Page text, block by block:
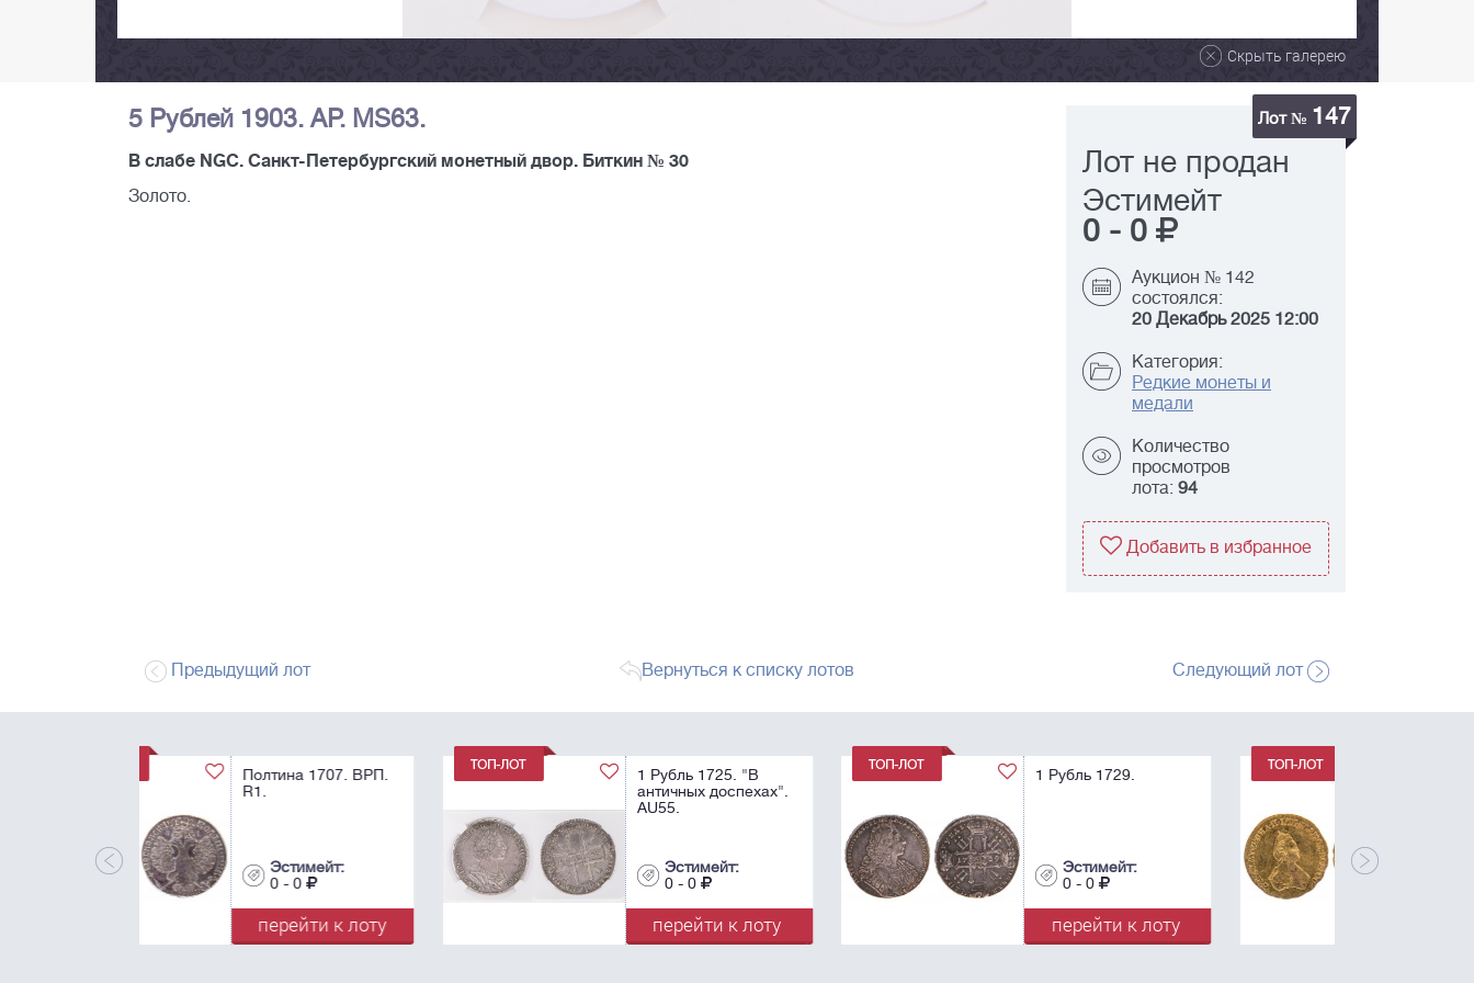
Скрыть галерею
5 Рублей 1903. АР. MS63.
В слабе NGC. Санкт-Петербургский монетный двор. Биткин № 30
Золото.
Лот № 147
Лот не продан
Эстимейт
0 - 0
Аукцион № 142
состоялся:
20 Декабрь 2025 12:00
Категория:
Редкие монеты и
медали
Количество
просмотров
лота: 94
Добавить в избранное
Предыдущий лот Вернуться к списку лотов Следующий лот
1 Рубль 1725. "В
перейти к лоту
1 Рубль 1729.
Эстимейт:
перейти к лоту
1 Рубль 1779. Для
Эстимейт:
перейти к лоту